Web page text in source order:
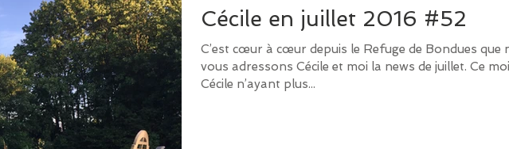
Cécile en juillet 2016 #52
C’est cœur à cœur depuis le Refuge de Bondues que
vous adressons Cécile et moi la news de juillet. Ce
Cécile n’ayant plus...